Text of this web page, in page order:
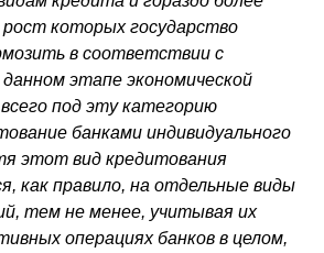
которых государство
в соответствии с
этапе экономической
под эту категорию
банками индивидуального
этот вид кредитования
как правило, на отдельные виды
тем не менее, учитывая их
операциях банков в целом,